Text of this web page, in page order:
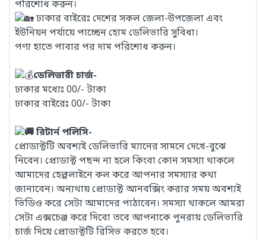
পরিশোধ করুন।
ঢাকার বাইরেঃ দেশের সকল জেলা-উপজেলা এবং
ইউনিয়ন পর্যায়ে পাচ্ছেন হোম ডেলিভারি সুবিধা।
পণ্য হাতে পাবার পর দাম পরিশোধ করুন।
ডেলিভারী চার্জ-
ঢাকার মধ্যেঃ 00/- টাকা
ঢাকার বাইরেঃ 00/- টাকা
রিটার্ন পলিসি-
প্রোডাক্টটি অবশ্যই ডেলিভারি ম্যানের সামনে দেখে-বুঝে
নিবেন। প্রোডাক্ট পছন্দ না হলে কিংবা কোন সমস্যা থাকলে
আমাদের হেল্পলাইনে কল করে আপনার সমস্যার কথা
জানাবেন। অন্যথায় প্রোডাক্ট আনবক্সিং করার সময় অবশ্যই
ভিডিও করে সেটা আমাদের পাঠাবেন। সমস্যা থাকলে আমরা
সেটা এক্সচেঞ্জ করে দিবো তবে আপনাকে পুনরায় ডেলিভারি
চার্জ দিয়ে প্রোডাক্টটি রিসিভ করতে হবে।